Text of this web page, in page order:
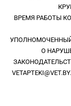
ВРЕМЯ РАБОТЫ
УПОЛНОМОЧЕННЫЙ
О